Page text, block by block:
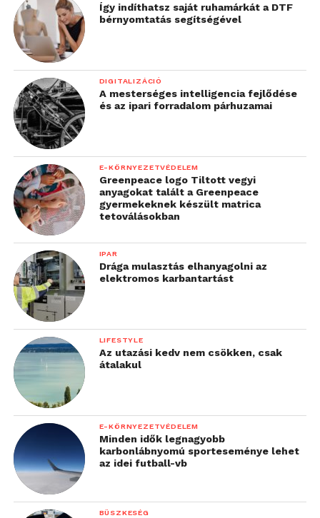
Így indíthatsz saját ruhamárkát a DTF
bérnyomtatás segítségével
DIGITALIZÁCIÓ
A mesterséges intelligencia fejlődése
és az ipari forradalom párhuzamai
E-KÖRNYEZETVÉDELEM
Greenpeace logo Tiltott vegyi
anyagokat talált a Greenpeace
gyermekeknek készült matrica
tetoválásokban
IPAR
Drága mulasztás elhanyagolni az
elektromos karbantartást
LIFESTYLE
Az utazási kedv nem csökken, csak
átalakul
E-KÖRNYEZETVÉDELEM
Minden idők legnagyobb
karbonlábnyomú sporteseménye lehet
az idei futball-vb
BÜSZKESÉG